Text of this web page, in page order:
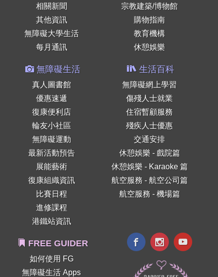
相關新聞
其他資訊
無障礙大學生活
每月通訊
宗教建築/博物館
購物指南
教育機構
休憩娛樂
無障礙生活
真人圖書館
優惠速遞
復康便利店
輪友小社區
無障礙運動
最新活動預告
展能藝術
復康組織資訊
比賽日程
進修課程
港鐵站資訊
生活百科
無障礙網上學習
傷殘人士就業
住宿暫顧服務
殘疾人士優惠
交通安排
休憩娛樂 - 戲院篇
休憩娛樂 - Karaoke 篇
航空服務 - 航空公司篇
航空服務 - 機場篇
FREE GUIDER
如何使用 FG
無障礙生活 Apps